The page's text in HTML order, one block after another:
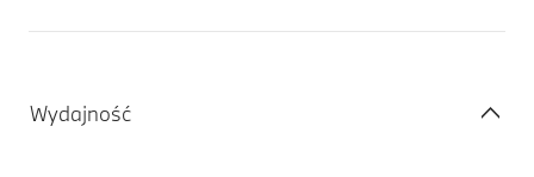
Wydajność